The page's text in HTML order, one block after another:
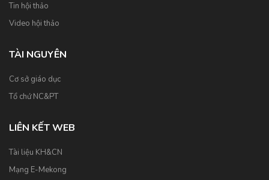
Tin hội thảo
Video hội thảo
TÀI NGUYÊN
Cơ sở giáo dục
Tổ chứ NC&PT
LIÊN KẾT WEB
Tài liệu KH&CN
Mạng E-Mekong